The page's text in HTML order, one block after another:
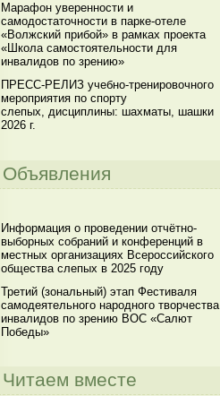
Марафон уверенности и
самодостаточности в парке-отеле
«Волжский прибой» в рамках проекта
«Школа самостоятельности для
инвалидов по зрению»
ПРЕСС-РЕЛИЗ учебно-тренировочного
мероприятия по спорту
слепых, дисциплины: шахматы, шашки
2026 г.
Объявления
Информация о проведении отчётно-
выборных собраний и конференций в
местных организациях Всероссийского
общества слепых в 2025 году
Третий (зональный) этап Фестиваля
самодеятельного народного творчества
инвалидов по зрению ВОС «Салют
Победы»
Читаем вместе